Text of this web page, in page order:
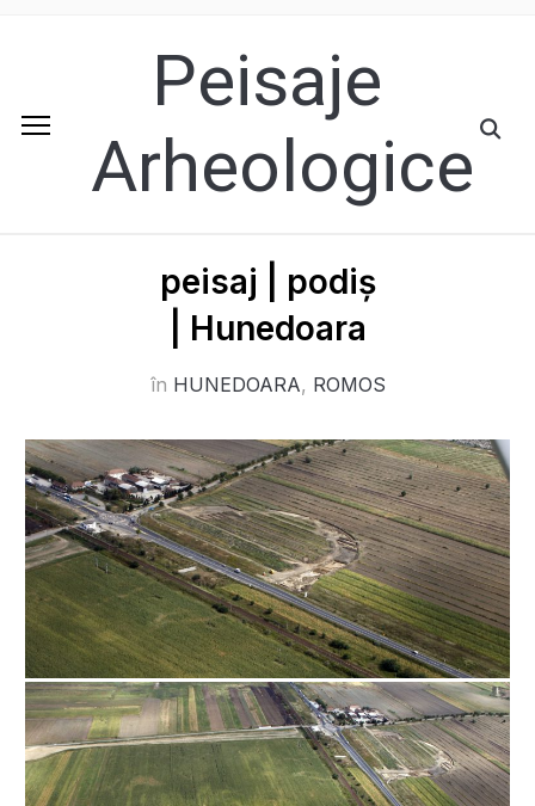
Peisaje
Arheologice
peisaj | podiș
| Hunedoara
în HUNEDOARA, ROMOS